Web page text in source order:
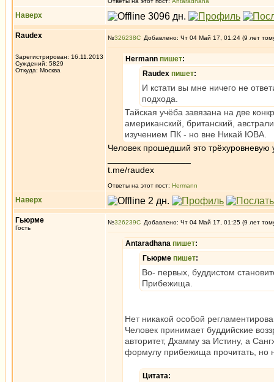
Наверх
Raudex
Зарегистрирован: 16.11.2013
Суждений: 5829
Откуда: Москва
№326238 Добавлено: Чт 04 Май 17, 01:24 (9 лет
Hermann пишет:
Raudex пишет:
И кстати вы мне ничего не
подхода.
Тайская учёба завязана на две
американский, британский,
изучением ПК - но вне Никай ЮВА.
Человек прошедший это трёхуровневую
t.me/raudex
Ответы на этот пост: Hermann
Наверх
Гьюрме
Гость
№326239 Добавлено: Чт 04 Май 17, 01:25 (9 лет
Antaradhana пишет:
Гьюрме пишет:
Во- первых, буддистом
Прибежища.
Нет никакой особой
Человек принимает буддийские
авторитет, Дхамму за Истину, а
формулу прибежища прочитать, но
Цитата: